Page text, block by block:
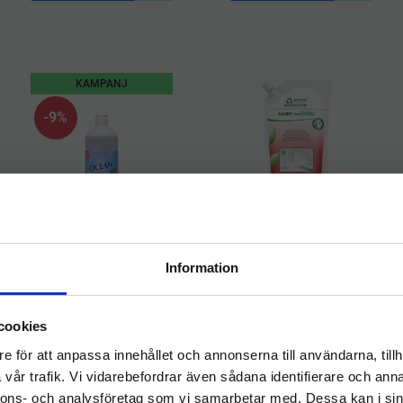
Information
för att anpassa innehållet och annonserna till användarna,
trafik. Vi vidarebefordrar även sådana identifierare och
och analysföretag som vi samarbetar med. Dessa kan i
Flaskan är tillverkad av
är märkt med Bra Miljöval
miljö och användare
86kr
9%
KAMPANJ
KÖP
Refillpåse 1L –
149kr
KÖP
hygieneleeds.se
Vill du handla som företag eller privatperson?